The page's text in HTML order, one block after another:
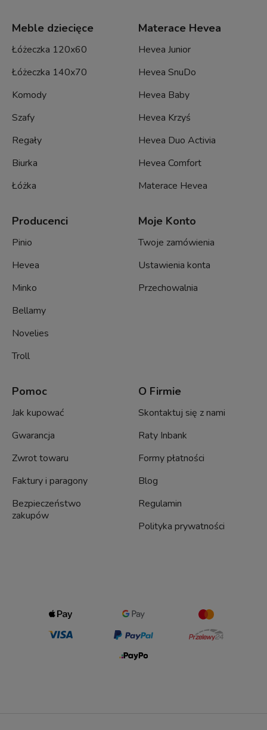
Meble dziecięce
Łóżeczka 120x60
Łóżeczka 140x70
Komody
Szafy
Regały
Biurka
Łóżka
Materace Hevea
Hevea Junior
Hevea SnuDo
Hevea Baby
Hevea Krzyś
Hevea Duo Activia
Hevea Comfort
Materace Hevea
Producenci
Pinio
Hevea
Minko
Bellamy
Novelies
Troll
Moje Konto
Twoje zamówienia
Ustawienia konta
Przechowalnia
Pomoc
Jak kupować
Gwarancja
Zwrot towaru
Faktury i paragony
Bezpieczeństwo
zakupów
O Firmie
Skontaktuj się z nami
Raty Inbank
Formy płatności
Blog
Regulamin
Polityka prywatności